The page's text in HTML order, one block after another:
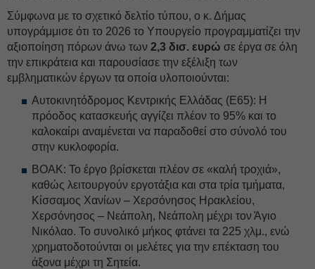
Σύμφωνα με το σχετικό δελτίο τύπου, ο κ. Δήμας
υπογράμμισε ότι το 2026 το Υπουργείο προγραμματίζει την
αξιοποίηση πόρων άνω των 2,3 δισ. ευρώ σε έργα σε όλη
την επικράτεια και παρουσίασε την εξέλιξη των
εμβληματικών έργων τα οποία υλοποιούνται:
Αυτοκινητόδρομος Κεντρικής Ελλάδας (Ε65): Η
πρόοδος κατασκευής αγγίζει πλέον το 95% και το
καλοκαίρι αναμένεται να παραδοθεί στο σύνολό του
στην κυκλοφορία.
ΒΟΑΚ: Το έργο βρίσκεται πλέον σε «καλή τροχιά»,
καθώς λειτουργούν εργοτάξια και στα τρία τμήματα,
Κίσσαμος Χανίων – Χερσόνησος Ηρακλείου,
Χερσόνησος – Νεάπολη, Νεάπολη μέχρι τον Άγιο
Νικόλαο. Το συνολικό μήκος φτάνει τα 225 χλμ., ενώ
χρηματοδοτούνται οι μελέτες για την επέκταση του
άξονα μέχρι τη Σητεία.